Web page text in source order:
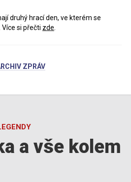
druhý hrací den, ve kterém se
si přečti zde
ZPRÁV
a vše kolem